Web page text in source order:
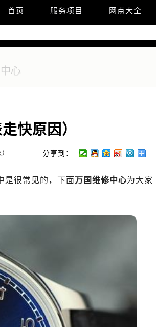
首页 服务项目 网点大全
提前预约）
国售后服务中心（需提前预约）
快原因）
分享到：
是很常见的，下面万国维修中心为大家